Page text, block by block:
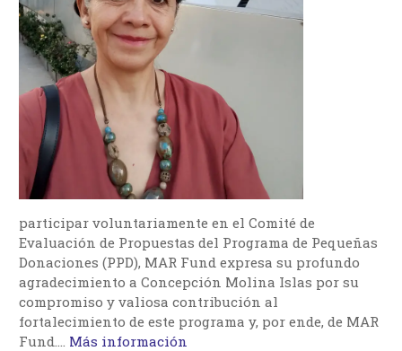
participar voluntariamente en el Comité de
Evaluación de Propuestas del Programa de Pequeñas
Donaciones (PPD), MAR Fund expresa su profundo
agradecimiento a Concepción Molina Islas por su
compromiso y valiosa contribución al
fortalecimiento de este programa y, por ende, de MAR
Fund.… Más información